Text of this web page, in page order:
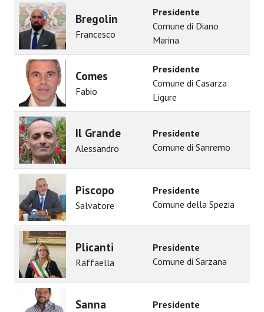
Bregolin
Francesco
Presidente
Comune di Diano
Marina
Comes
Fabio
Presidente
Comune di Casarza
Ligure
Il Grande
Alessandro
Presidente
Comune di Sanremo
Piscopo
Salvatore
Presidente
Comune della Spezia
Plicanti
Raffaella
Presidente
Comune di Sarzana
Sanna
Presidente